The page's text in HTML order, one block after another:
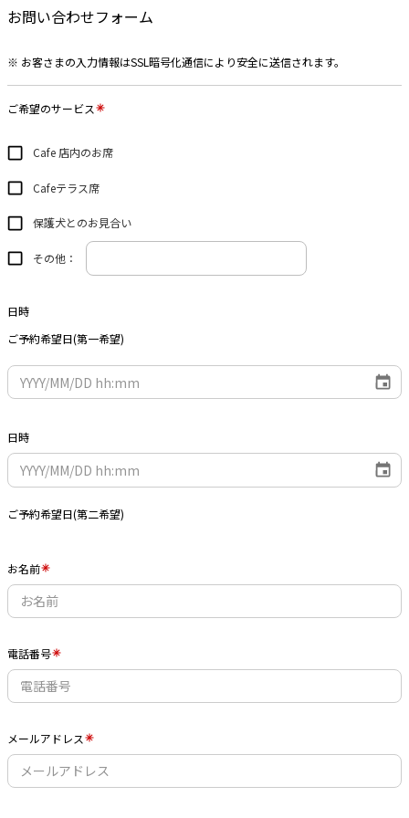
お問い合わせフォーム
※ お客さまの入力情報はSSL暗号化通信により安全に送信されます。
ご希望のサービス
Cafe 店内のお席
Cafeテラス席
保護犬とのお見合い
その他：
日時
ご予約希望日(第一希望)
日時
ご予約希望日(第二希望)
お名前
電話番号
メールアドレス